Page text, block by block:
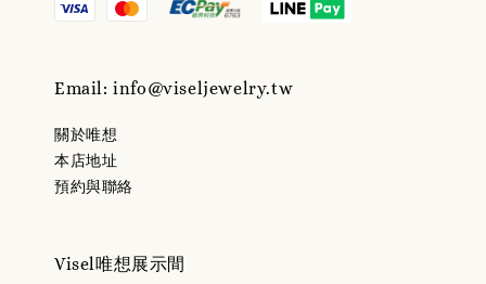
Email: info@viseljewelry.tw
關於唯想
本店地址
預約與聯絡
Visel唯想展示間